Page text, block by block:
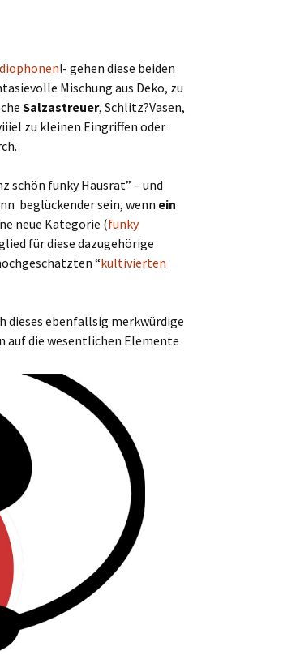
!- gehen diese beiden
Mischung aus Deko, zu
Salzastreuer, Schlitz?Vasen,
zu kleinen Eingriffen oder
schön funky Hausrat” – und
beglückender sein, wenn ein
neue Kategorie (funky
für diese dazugehörige
“kultivierten
dieses ebenfallsig merkwürdige
auf die wesentlichen Elemente